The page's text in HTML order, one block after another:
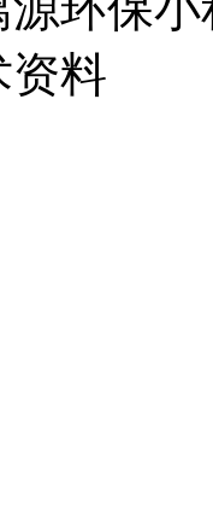
资料